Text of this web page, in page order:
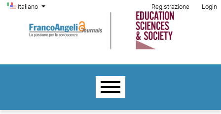
Salta al menu principale di navigazione
Salta al contenuto principale
Salta al piè di pagina del sito
Cambia la lingua. La lingua corrente è:
Italiano
Menu di amministrazione
Registrazione Login
Menu principale